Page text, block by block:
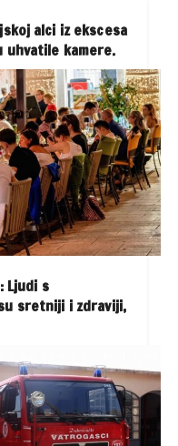
alci iz ekscesa
uhvatile kamere.
Ljudi s
sretniji i zdraviji,